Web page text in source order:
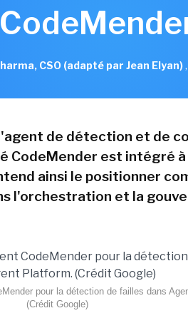
CSO (adapté par Jean Elyan),
de détection et de
CodeMender est intégré
ainsi le positionner
l'orchestration et la
pour la détection de failles dans
(Crédit Google)